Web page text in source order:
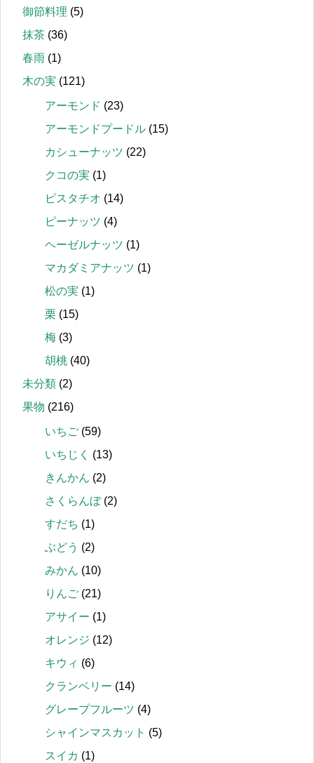
御節料理 (5)
抹茶 (36)
春雨 (1)
木の実 (121)
アーモンド (23)
アーモンドプードル (15)
カシューナッツ (22)
クコの実 (1)
ピスタチオ (14)
ピーナッツ (4)
ヘーゼルナッツ (1)
マカダミアナッツ (1)
松の実 (1)
栗 (15)
梅 (3)
胡桃 (40)
未分類 (2)
果物 (216)
いちご (59)
いちじく
(13)
きんかん (2)
さくらんぼ(2)
すだち (1)
ぶどう (2)
みかん (10)
りんご (21)
アサイー (1)
オレンジ (12)
キウィ (6)
クランベリー (14)
グレープフルーツ (4)
シャインマスカット (5)
スイカ (1)